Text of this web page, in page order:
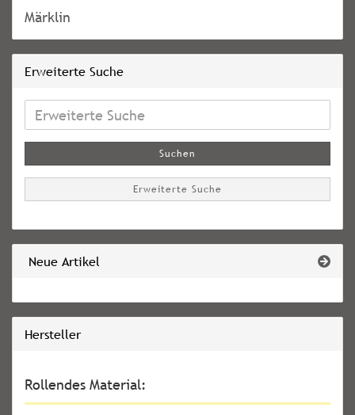
Märklin
Erweiterte Suche
Erweiterte
Suche
Suchen
Erweiterte Suche
Neue Artikel
Hersteller
Rollendes Material: